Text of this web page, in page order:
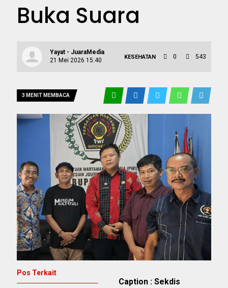
Buka Suara
Yayat - JuaraMedia
21 Mei 2026 15:40
KESEHATAN 0 543
3 MENIT MEMBACA
Caption : Sekdis
Pos Terkait